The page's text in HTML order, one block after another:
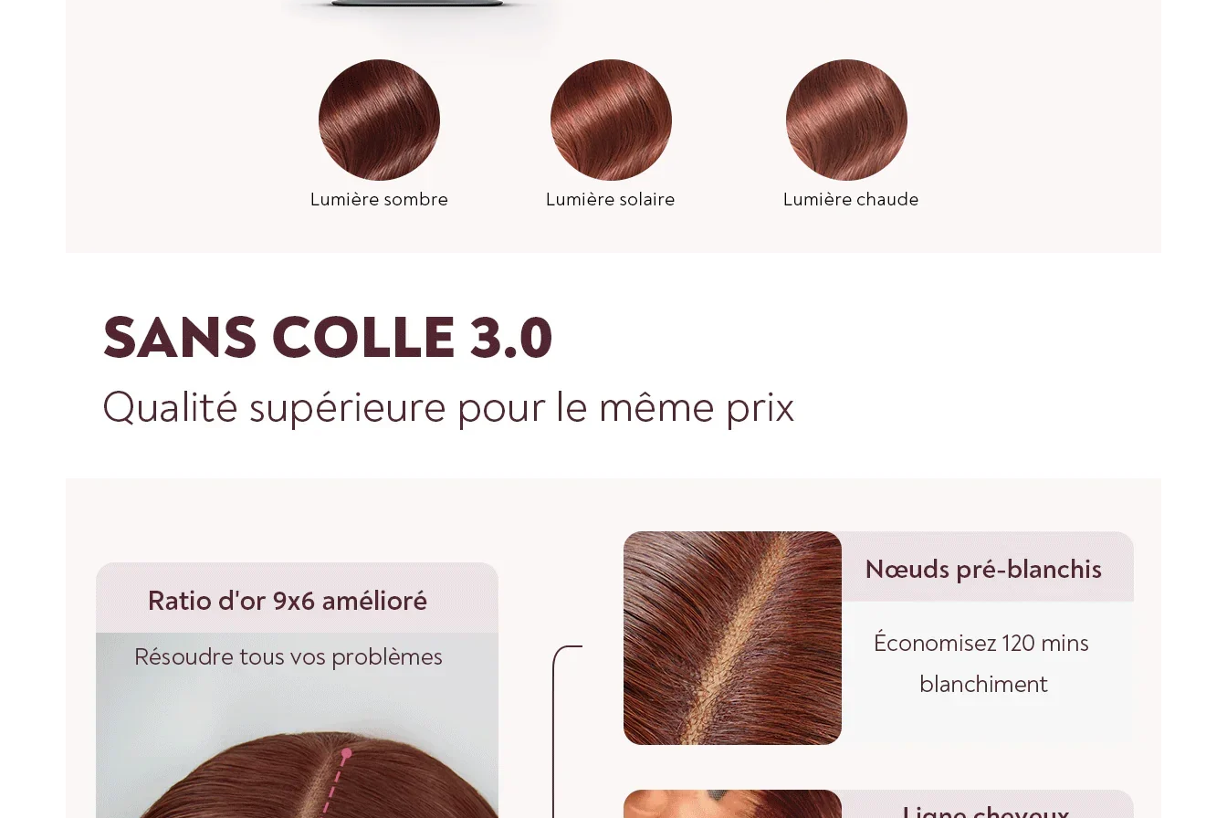
de perruque ou de la tête et mesurez jusqu'à la mèche de cheveux la plus
longue en bas.
Pour toute question, n'hésitez pas à nous contacter :
vip@shinehair.fr